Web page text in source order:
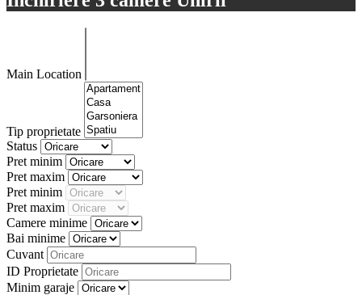
Main Location
Tip proprietate
Status
Pret minim
Pret maxim
Pret minim
Pret maxim
Camere minime
Bai minime
Cuvant
ID Proprietate
Minim garaje